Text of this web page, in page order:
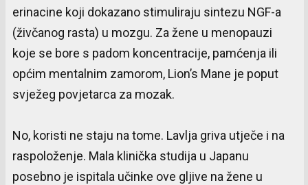
erinacine koji dokazano stimuliraju sintezu NGF-a
(živčanog rasta) u mozgu. Za žene u menopauzi
koje se bore s padom koncentracije, pamćenja ili
općim mentalnim zamorom, Lion’s Mane je poput
svježeg povjetarca za mozak.
No, koristi ne staju na tome. Lavlja griva utječe i na
raspoloženje. Mala klinička studija u Japanu
posebno je ispitala učinke ove gljive na žene u